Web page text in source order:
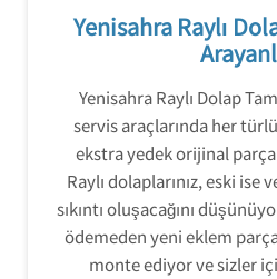
Yenisahra Raylı
Yenisahra Raylı Dolap
servis araçlarında her
ekstra yedek orijinal
Raylı dolaplarınız, eski ise
sıkıntı oluşacağını
ödemeden yeni eklem
monte ediyor ve sizler